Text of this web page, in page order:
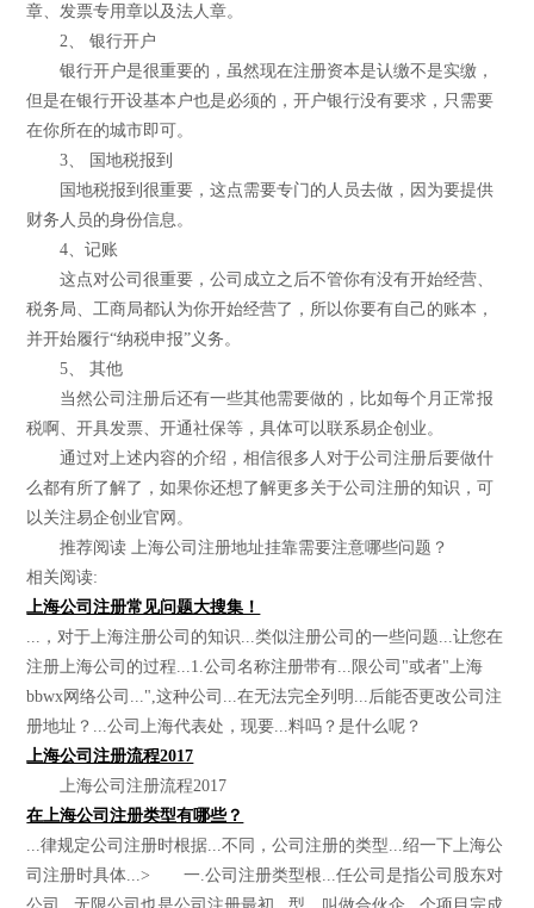
章、发票专用章以及法人章。
2、 银行开户
银行开户是很重要的，虽然现在注册资本是认缴不是实缴，
但是在银行开设基本户也是必须的，开户银行没有要求，只需要
在你所在的城市即可。
3、 国地税报到
国地税报到很重要，这点需要专门的人员去做，因为要提供
财务人员的身份信息。
4、记账
这点对公司很重要，公司成立之后不管你有没有开始经营、
税务局、工商局都认为你开始经营了，所以你要有自己的账本，
并开始履行“纳税申报”义务。
5、 其他
当然公司注册后还有一些其他需要做的，比如每个月正常报
税啊、开具发票、开通社保等，具体可以联系易企创业。
通过对上述内容的介绍，相信很多人对于公司注册后要做什
么都有所了解了，如果你还想了解更多关于公司注册的知识，可
以关注易企创业官网。
推荐阅读 上海公司注册地址挂靠需要注意哪些问题？
相关阅读:
上海公司注册常见问题大搜集！
...，对于上海注册公司的知识...类似注册公司的一些问题...让您在
注册上海公司的过程...1.公司名称注册带有...限公司"或者"上海
bbwx网络公司...",这种公司...在无法完全列明...后能否更改公司注
册地址？...公司上海代表处，现要...料吗？是什么呢？
上海公司注册流程2017
上海公司注册流程2017
在上海公司注册类型有哪些？
...律规定公司注册时根据...不同，公司注册的类型...绍一下上海公
司注册时具体...> 一.公司注册类型根...任公司是指公司股东对